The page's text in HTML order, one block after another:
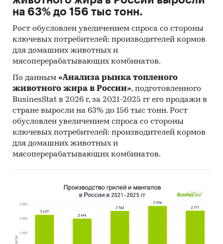
на 63% до 156 тыс тонн.
Рост обусловлен увеличением спроса со стороны
ключевых потребителей: производителей кормов
для домашних животных и
мясоперерабатывающих комбинатов.
По данным «Анализа рынка топленого
животного жира в России», подготовленного
BusinesStat в 2026 г, за 2021-2025 гг его продажи в
стране выросли на 63% до 156 тыс тонн. Рост
обусловлен увеличением спроса со стороны
ключевых потребителей: производителей кормов
для домашних животных и
мясоперерабатывающих комбинатов.